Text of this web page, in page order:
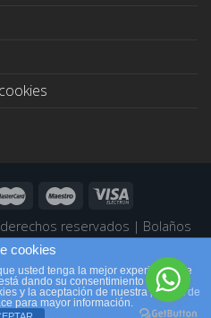
reservados | Bolaños
Web Profesionales
cookies
usted tenga la mejor experiencia de
dando su consentimiento para la
y la aceptación de nuestrapolítica de
para mayor información.